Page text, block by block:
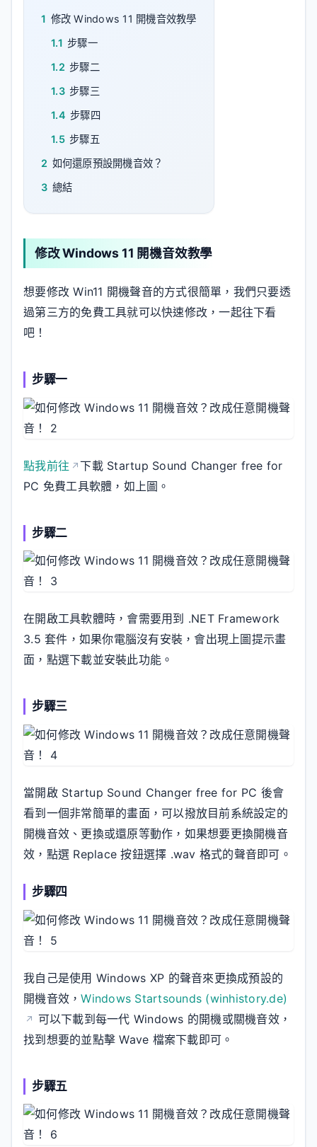
1 修改 Windows 11 開機音效教學
1.1 步驟一
1.2 步驟二
1.3 步驟三
1.4 步驟四
1.5 步驟五
2 如何還原預設開機音效？
3 總結
修改 Windows 11 開機音效教學
想要修改 Win11 開機聲音的方式很簡單，我們只要透
過第三方的免費工具就可以快速修改，一起往下看
吧！
步驟一
點我前往
下載 Startup Sound Changer free for
PC 免費工具軟體，如上圖。
步驟二
在開啟工具軟體時，會需要用到 .NET Framework
3.5 套件，如果你電腦沒有安裝，會出現上圖提示畫
面，點選下載並安裝此功能。
步驟三
當開啟 Startup Sound Changer free for PC 後會
看到一個非常簡單的畫面，可以撥放目前系統設定的
開機音效、更換或還原等動作，如果想要更換開機音
效，點選 Replace 按鈕選擇 .wav 格式的聲音即可。
步驟四
我自己是使用 Windows XP 的聲音來更換成預設的
開機音效，Windows Startsounds (winhistory.de)
可以下載到每一代 Windows 的開機或關機音效，
找到想要的並點擊 Wave 檔案下載即可。
步驟五